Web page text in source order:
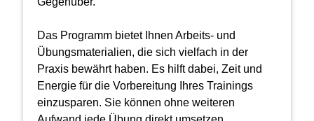
Das Programm bietet Ihnen Arbeits- und
Übungsmaterialien, die sich vielfach in der
Praxis bewährt haben. Es hilft dabei, Zeit und
Energie für die Vorbereitung Ihres Trainings
einzusparen. Sie können ohne weiteren